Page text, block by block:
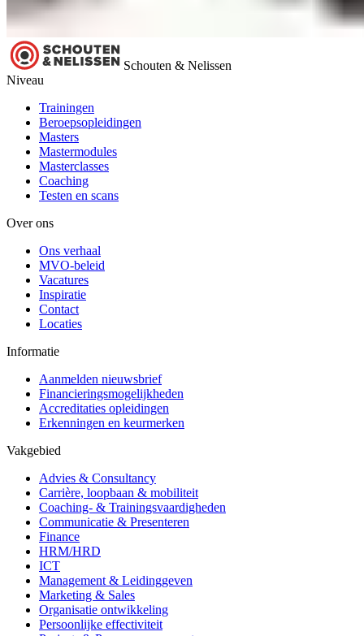
Schouten & Nelissen
Niveau
Trainingen
Beroepsopleidingen
Masters
Mastermodules
Masterclasses
Coaching
Testen en scans
Over ons
Ons verhaal
MVO-beleid
Vacatures
Inspiratie
Contact
Locaties
Informatie
Aanmelden nieuwsbrief
Financieringsmogelijkheden
Accreditaties opleidingen
Erkenningen en keurmerken
Vakgebied
Advies & Consultancy
Carrière, loopbaan & mobiliteit
Coaching- & Trainingsvaardigheden
Communicatie & Presenteren
Finance
HRM/HRD
ICT
Management & Leidinggeven
Marketing & Sales
Organisatie ontwikkeling
Persoonlijke effectiviteit